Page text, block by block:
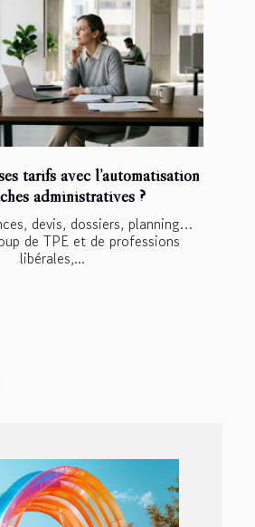
tarifs avec l’automatisation
administratives ?
devis, dossiers, planning…
de TPE et de professions
libérales,...